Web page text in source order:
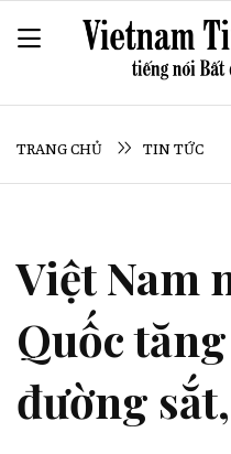
TRANG CHỦ TIN TỨC
Việt Nam
Quốc
đường